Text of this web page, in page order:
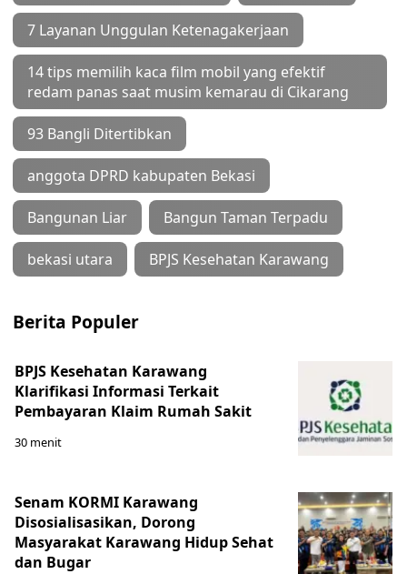
7 Layanan Unggulan Ketenagakerjaan
14 tips memilih kaca film mobil yang efektif
redam panas saat musim kemarau di Cikarang
93 Bangli Ditertibkan
anggota DPRD kabupaten Bekasi
Bangunan Liar Bangun Taman Terpadu
bekasi utara BPJS Kesehatan Karawang
Berita Populer
BPJS Kesehatan Karawang
Klarifikasi Informasi Terkait
Pembayaran Klaim Rumah Sakit
30 menit
Senam KORMI Karawang
Disosialisasikan, Dorong
Masyarakat Karawang Hidup Sehat
dan Bugar